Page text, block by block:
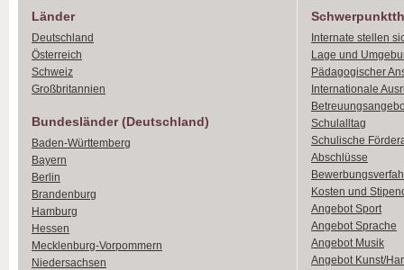
Länder
Deutschland
Österreich
Schweiz
Großbritannien
Bundesländer (Deutschland)
Baden-Württemberg
Bayern
Berlin
Brandenburg
Hamburg
Hessen
Mecklenburg-Vorpommern
Niedersachsen
Internate stellen
Lage und
Pädagogischer
Internationale
Schulalltag
Schulische
Abschlüsse
Kosten und
Angebot Sport
Angebot Sprache
Angebot Musik
Angebot Kunst/